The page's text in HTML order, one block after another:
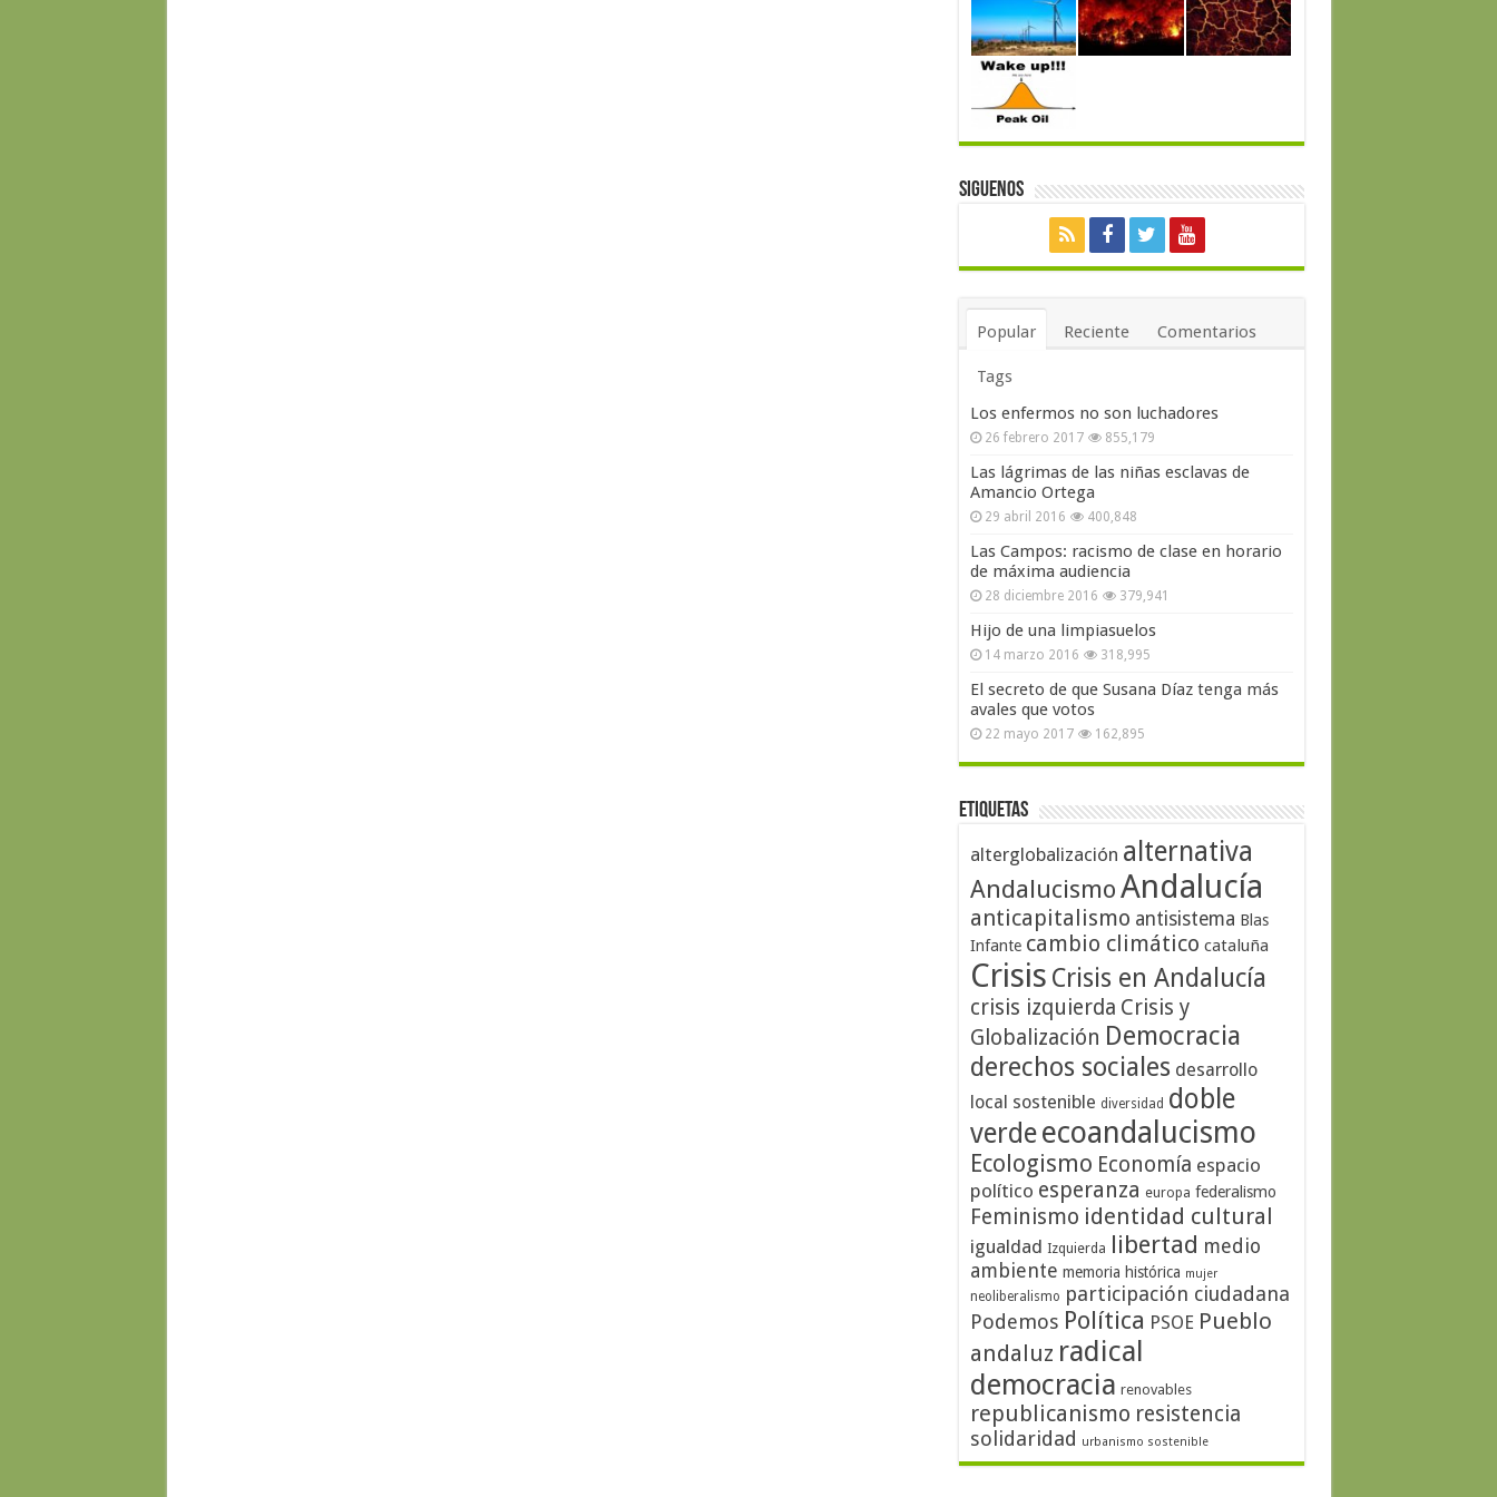
Siguenos
Popular Reciente Comentarios
Tags
Los enfermos no son luchadores
26 febrero 2017 855,179
Las lágrimas de las niñas esclavas de
Amancio Ortega
29 abril 2016 400,848
Las Campos: racismo de clase en horario
de máxima audiencia
28 diciembre 2016 379,941
Hijo de una limpiasuelos
14 marzo 2016 318,995
El secreto de que Susana Díaz tenga más
avales que votos
22 mayo 2017 162,895
Etiquetas
alterglobalización alternativa
AndalucismoAndalucía
anticapitalismo antisistema Blas
Infante cambio climático cataluña
Crisis Crisis en Andalucía
crisis izquierda Crisis y
Globalización Democracia
derechos sociales desarrollo
local sostenible diversidad doble
verdeecoandalucismo
Ecologismo Economía espacio
político esperanza europa federalismo
Feminismo identidad cultural
igualdad Izquierda libertad medio
ambiente memoria histórica mujer
neoliberalismo participación ciudadana
Podemos Política PSOE Pueblo
andaluz radical
democracia renovables
republicanismo resistencia
solidaridad urbanismo sostenible